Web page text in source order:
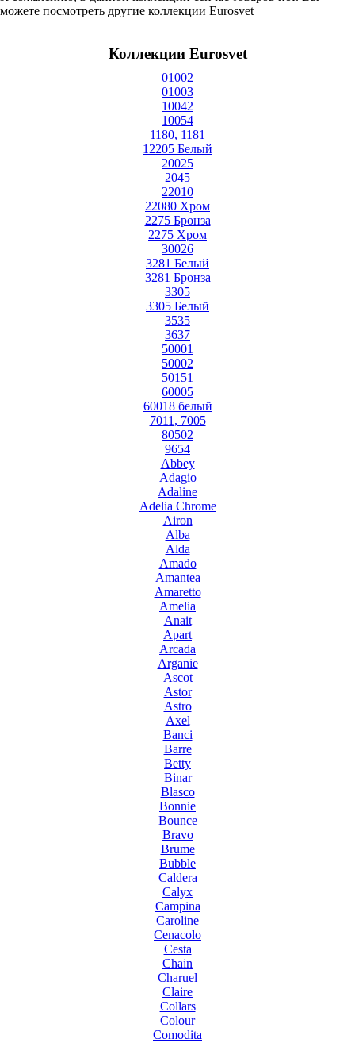
можете посмотреть другие коллекции Eurosvet
Коллекции Eurosvet
01002
01003
10042
10054
1180, 1181
12205 Белый
20025
2045
22010
22080 Хром
2275 Бронза
2275 Хром
30026
3281 Белый
3281 Бронза
3305
3305 Белый
3535
3637
50001
50002
50151
60005
60018 белый
7011, 7005
80502
9654
Abbey
Adagio
Adaline
Adelia Chrome
Airon
Alba
Alda
Amado
Amantea
Amaretto
Amelia
Anait
Apart
Arcada
Arganie
Ascot
Astor
Astro
Axel
Banci
Barre
Betty
Binar
Blasco
Bonnie
Bounce
Bravo
Brume
Bubble
Caldera
Calyx
Campina
Caroline
Cenacolo
Cesta
Chain
Charuel
Claire
Collars
Colour
Comodita